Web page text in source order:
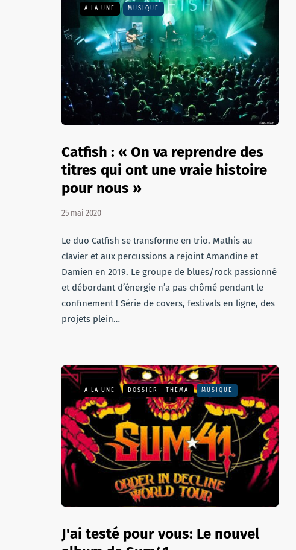
A LA UNE MUSIQUE
Catfish : « On va reprendre des
titres qui ont une vraie histoire
pour nous »
25 mai 2020
Le duo Catfish se transforme en trio. Mathis au
clavier et aux percussions a rejoint Amandine et
Damien en 2019. Le groupe de blues/rock passionné
et débordant d’énergie n’a pas chômé pendant le
confinement ! Série de covers, festivals en ligne, des
projets plein…
A LA UNE DOSSIER - THEMA MUSIQUE
J'ai testé pour vous: Le nouvel